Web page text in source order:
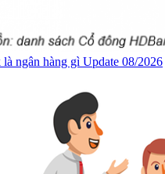
ngân hàng gì Update 08/2026